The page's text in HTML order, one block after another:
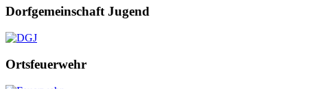
Dorfgemeinschaft Jugend
Ortsfeuerwehr